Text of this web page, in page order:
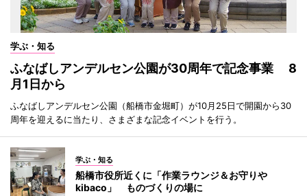
学ぶ・知る
ふなばしアンデルセン公園が30周年で記念事業 8
月1日から
ふなばしアンデルセン公園（船橋市金堀町）が10月25日で開園から30
周年を迎えるに当たり、さまざまな記念イベントを行う。
学ぶ・知る
船橋市役所近くに「作業ラウンジ＆お守りや
kibaco」 ものづくりの場に